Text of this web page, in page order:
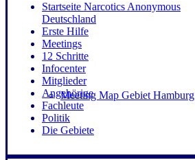
Meeting Map Gebiet Hamburg
Startseite Narcotics Anonymous
Deutschland
Erste Hilfe
Meetings
12 Schritte
Infocenter
Mitglieder
Angehörige
Fachleute
Politik
Die Gebiete